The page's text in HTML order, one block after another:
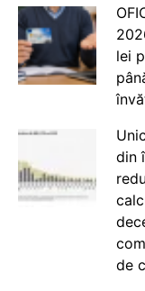
lei
din
de